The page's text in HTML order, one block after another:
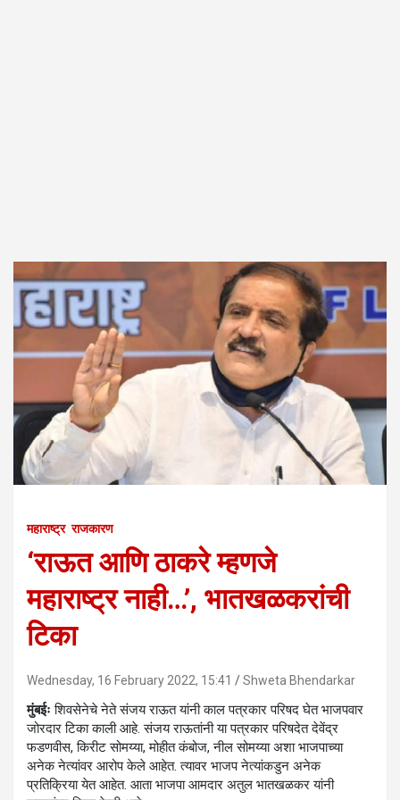
महाराष्ट्र राजकारण
‘राऊत आणि ठाकरे म्हणजे
महाराष्ट्र नाही…’, भातखळकरांची
टिका
Wednesday, 16 February 2022, 15:41 Shweta Bhendarkar
मुंबईः शिवसेनेचे नेते संजय राऊत यांनी काल पत्रकार परिषद घेत भाजपवार
जोरदार टिका काली आहे. संजय राऊतांनी या पत्रकार परिषदेत देवेंद्र
फडणवीस, किरीट सोमय्या, मोहीत कंबोज, नील सोमय्या अशा भाजपाच्या
अनेक नेत्यांवर आरोप केले आहेत. त्यावर भाजप नेत्यांकडुन अनेक
प्रतिक्रिया येत आहेत. आता भाजपा आमदार अतुल भातखळकर यांनी